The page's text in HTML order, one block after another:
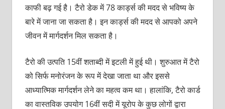
काफी बढ़ गई है। टैरो डेक में 78 कार्ड्स की मदद से भविष्य के
बारे में जाना जा सकता है। इन कार्ड्स की मदद से आपको अपने
जीवन में मार्गदर्शन मिल सकता है।
टैरो की उत्पति 15वीं शताब्‍दी में इटली में हुई थी। शुरुआत में टैरो
को सिर्फ मनोरंजन के रूप में देखा जाता था और इससे
आध्‍यात्मिक मार्गदर्शन लेने का महत्‍व कम था। हालांकि, टैरो कार्ड
का वास्तविक उपयोग 16वीं सदी में यूरोप के कुछ लोगों द्वारा